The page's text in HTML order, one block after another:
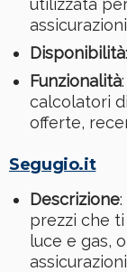
Disponibilità
Funzionalità
calcolatori
offerte,
Segugio.it
Descrizione
prezzi che
luce e gas,